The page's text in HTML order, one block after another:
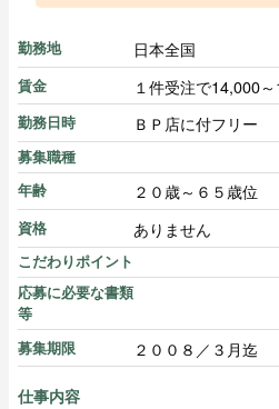
勤務地 日本全国
賃金 １件受注で14,000
勤務日時 ＢＰ店に付フリー
募集職種
年齢
２０歳～６５歳位
資格 ありません
こだわりポイント
応募に必要な書類
等
募集期限
２００８／３月迄
仕事内容